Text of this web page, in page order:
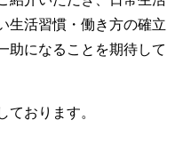
生活習慣・働き方の確立
助になることを期待して
ております。